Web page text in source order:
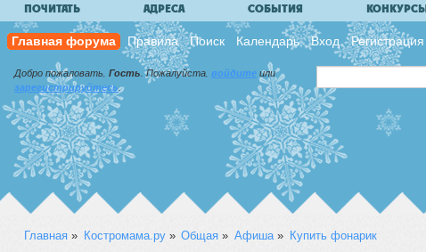
ПОЧИТАТЬ АДРЕСА СОБЫТИЯ КОНКУРСЫ
Главная форума Правила Поиск Календарь Вход Регистрация
Добро пожаловать,Гость. Пожалуйста, войдите или
зарегистрируйтесь.
Главная » Костромама.ру» Общая » Афиша» Купить фонарик